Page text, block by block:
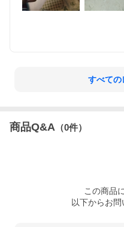
すべての
商品Q&A （0件）
この商品
以下からお問